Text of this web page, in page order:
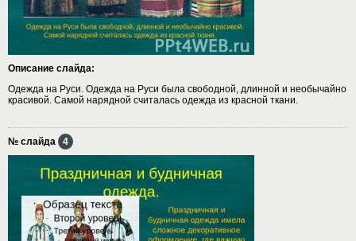
Описание слайда:
Одежда на Руси. Одежда на Руси была свободной, длинной и необычайно
красивой. Самой нарядной считалась одежда из красной ткани.
№ слайда 4